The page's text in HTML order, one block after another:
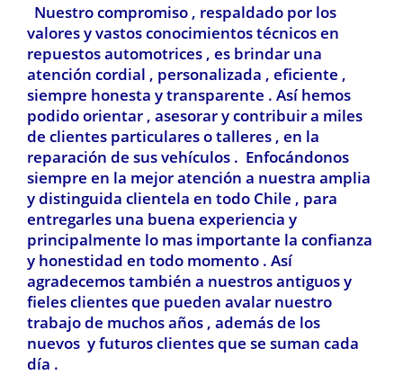
Nuestro compromiso , respaldado por los
valores y vastos conocimientos técnicos en
repuestos automotrices , es brindar una
atención cordial , personalizada , eficiente ,
siempre honesta y transparente . Así hemos
podido orientar , asesorar y contribuir a miles
de clientes particulares o talleres , en la
reparación de sus vehículos . Enfocándonos
siempre en la mejor atención a nuestra amplia
y distinguida clientela en todo Chile , para
entregarles una buena experiencia y
principalmente lo mas importante la confianza
y honestidad en todo momento . Así
agradecemos también a nuestros antiguos y
fieles clientes que pueden avalar nuestro
trabajo de muchos años , además de los
nuevos y futuros clientes que se suman cada
día .